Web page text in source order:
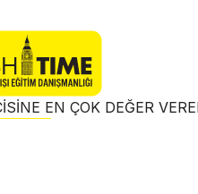
EN ÇOK DEĞER